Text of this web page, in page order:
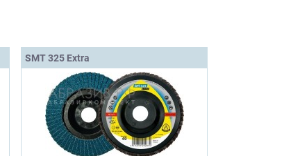
SMT 325 Extra